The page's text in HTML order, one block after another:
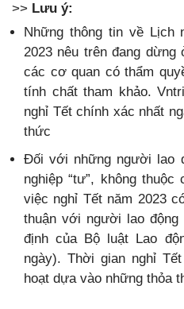
>> Lưu ý:
Những thông tin về Lịch
2023 nêu trên đang
các cơ quan có thẩm
tính chất tham khảo.
nghỉ Tết chính xác nhất
thức
Đối với những người lao
nghiệp “tư”, không
việc nghỉ Tết năm 2023
thuận với người lao
định của Bộ luật Lao
ngày). Thời gian nghỉ
hoạt dựa vào những thỏa